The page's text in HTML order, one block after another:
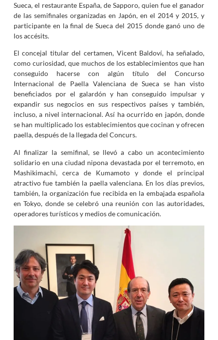
Sueca, el restaurante España, de Sapporo, quien fue el ganador
de las semifinales organizadas en Japón, en el 2014 y 2015, y
participante en la final de Sueca del 2015 donde ganó uno de
los accésits.
El concejal titular del certamen, Vicent Baldoví, ha señalado,
como curiosidad, que muchos de los establecimientos que han
conseguido hacerse con algún título del Concurso
Internacional de Paella Valenciana de Sueca se han visto
beneficiados por el galardón y han conseguido impulsar y
expandir sus negocios en sus respectivos países y también,
incluso, a nivel internacional. Así ha ocurrido en japón, donde
se han multiplicado los establecimientos que cocinan y ofrecen
paella, después de la llegada del Concurs.
Al finalizar la semifinal, se llevó a cabo un acontecimiento
solidario en una ciudad nipona devastada por el terremoto, en
Mashikimachi, cerca de Kumamoto y donde el principal
atractivo fue también la paella valenciana. En los días previos,
también, la organización fue recibida en la embajada española
en Tokyo, donde se celebró una reunión con las autoridades,
operadores turísticos y medios de comunicación.